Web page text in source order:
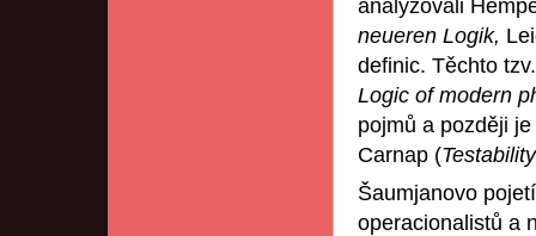
analyzovali
neueren Logik,
definic. Těchto
Logic of modern
pojmů a později
Carnap (
Šaumjanovo
operacionalistů a